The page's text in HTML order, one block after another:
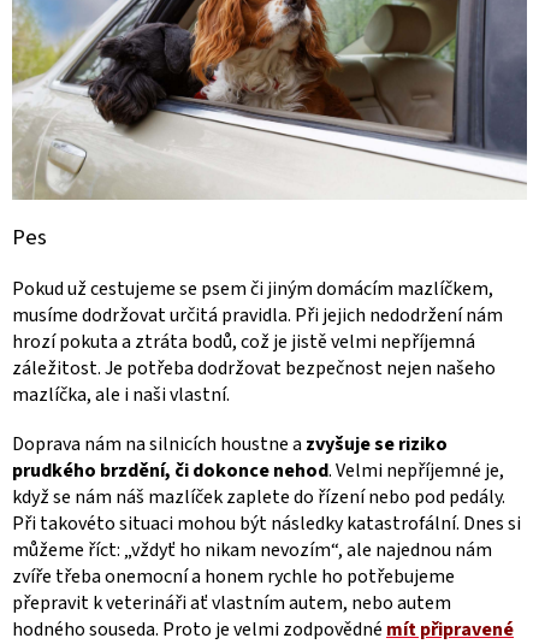
Pes
Pokud už cestujeme se psem či jiným domácím mazlíčkem,
musíme dodržovat určitá pravidla. Při jejich nedodržení nám
hrozí pokuta a ztráta bodů, což je jistě velmi nepříjemná
záležitost. Je potřeba dodržovat bezpečnost nejen našeho
mazlíčka, ale i naši vlastní.
Doprava nám na silnicích houstne a zvyšuje se riziko
prudkého brzdění, či dokonce nehod. Velmi nepříjemné je,
když se nám náš mazlíček zaplete do řízení nebo pod pedály.
Při takovéto situaci mohou být následky katastrofální. Dnes si
můžeme říct: „vždyť ho nikam nevozím“, ale najednou nám
zvíře třeba onemocní a honem rychle ho potřebujeme
přepravit k veterináři ať vlastním autem, nebo autem
hodného souseda. Proto je velmi zodpovědnémít připravené